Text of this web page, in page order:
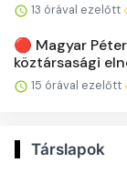
13 órával ezelőtt
🔴 Magyar
köztársasági
15 órával ezelőtt
Társlapok